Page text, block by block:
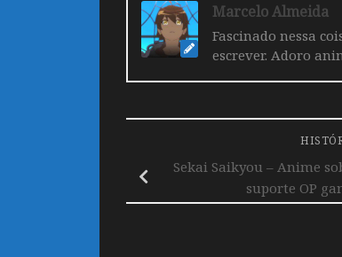
Marcelo Almeida
Fascinado nessa
escrever. Adoro
Sekai Saikyou – Anime
suporte OP